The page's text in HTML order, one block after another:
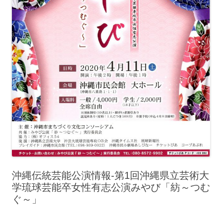
沖縄伝統芸能公演情報-第1回沖縄県立芸術大
学琉球芸能卒女性有志公演みやび「紡～つむ
ぐ～」